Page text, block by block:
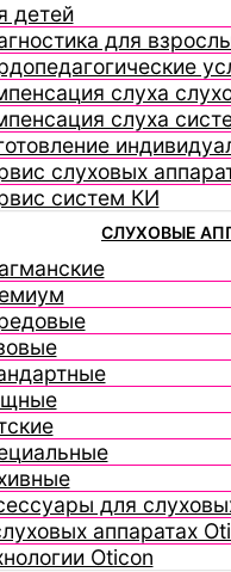
детей
для
слуха
слуха
слуховых
систем КИ
СЛУХОВЫЕ
для
аппаратах
Oticon